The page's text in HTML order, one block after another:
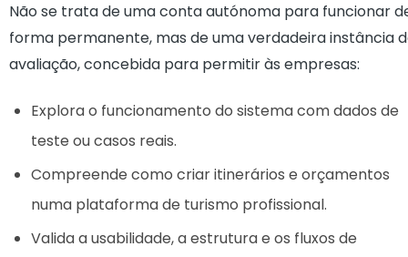
Não se trata de uma conta autónoma para funcionar
forma permanente, mas de uma verdadeira instância
avaliação, concebida para permitir às empresas:
Explora o funcionamento do sistema com dados de
teste ou casos reais.
Compreende como criar itinerários e orçamentos
numa plataforma de turismo profissional.
Valida a usabilidade, a estrutura e os fluxos de